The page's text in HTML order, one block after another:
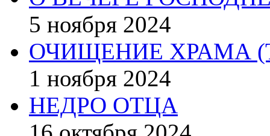
5 ноября 2024
ОЧИЩЕНИЕ ХРАМА
1 ноября 2024
НЕДРО ОТЦА